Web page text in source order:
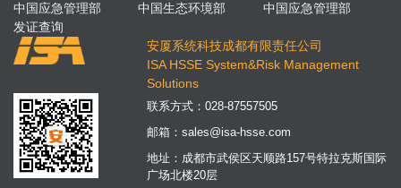
中国应急管理部
发证查询
中国生态环境部 中国应急管理部
安厦系统科技成都有限责任公司
ISA HSSE System&Risk Management
Solutions
联系方式：028-87557505
邮箱：sales@isa-hsse.com
地址：成都市武侯区天顺路157号特拉克斯国际
广场北楼20层